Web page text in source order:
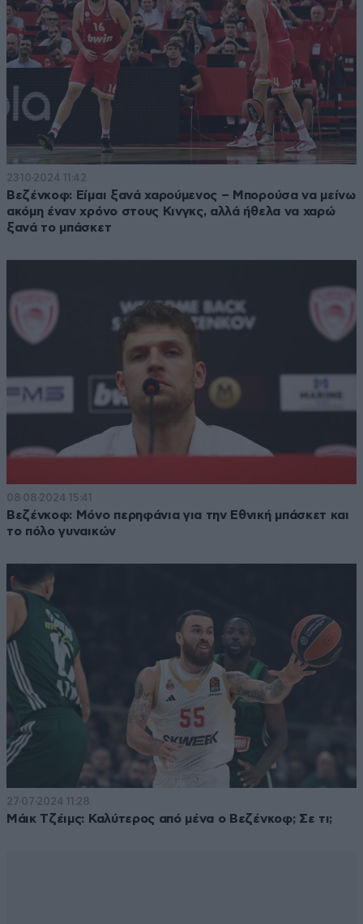
23·10·2024 11:42
Βεζένκοφ: Είμαι ξανά χαρούμενος – Μπορούσα να μείνω
ακόμη έναν χρόνο στους Κινγκς, αλλά ήθελα να χαρώ
ξανά το μπάσκετ
08·08·2024 15:41
Βεζένκοφ: Μόνο περηφάνια για την Εθνική μπάσκετ και
το πόλο γυναικών
27·07·2024 11:28
Μάικ Τζέιμς: Καλύτερος από μένα ο Βεζένκοφ; Σε τι;